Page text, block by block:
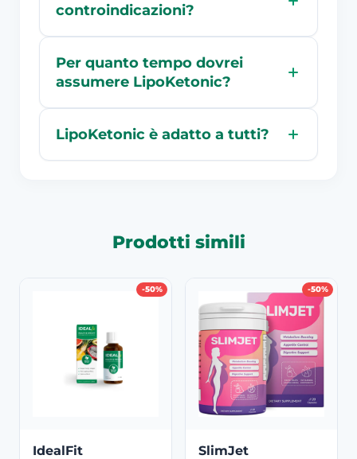
controindicazioni?
Per quanto tempo dovrei
assumere LipoKetonic?
LipoKetonic è adatto a tutti?
Prodotti simili
-50%
IdealFit
-50%
SlimJet